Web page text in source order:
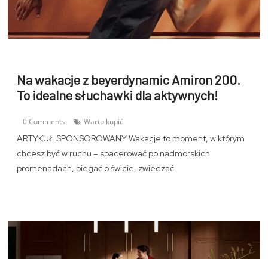
Na wakacje z beyerdynamic Amiron 200.
To idealne słuchawki dla aktywnych!
0 Comments Warto kupić
ARTYKUŁ SPONSOROWANY Wakacje to moment, w którym
chcesz być w ruchu – spacerować po nadmorskich
promenadach, biegać o świcie, zwiedzać